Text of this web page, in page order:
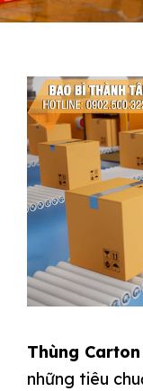
Thùng
những tiêu